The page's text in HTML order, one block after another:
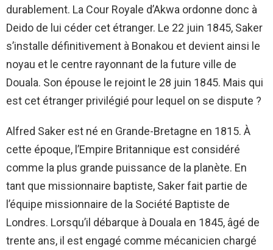
durablement. La Cour Royale d’Akwa ordonne donc à
Deido de lui céder cet étranger. Le 22 juin 1845, Saker
s’installe définitivement à Bonakou et devient ainsi le
noyau et le centre rayonnant de la future ville de
Douala. Son épouse le rejoint le 28 juin 1845. Mais qui
est cet étranger privilégié pour lequel on se dispute ?
Alfred Saker est né en Grande-Bretagne en 1815. À
cette époque, l’Empire Britannique est considéré
comme la plus grande puissance de la planète. En
tant que missionnaire baptiste, Saker fait partie de
l’équipe missionnaire de la Société Baptiste de
Londres. Lorsqu’il débarque à Douala en 1845, âgé de
trente ans, il est engagé comme mécanicien chargé